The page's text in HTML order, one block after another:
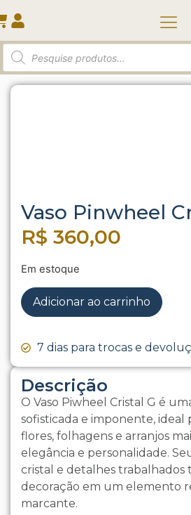
Início /
Descrição
O Vaso Piwheel Cristal G é
sofisticada e imponente, ideal
flores, folhagens e arranjos
elegância e personalidade.
cristal e detalhes trabalhados
decoração em um elemento
marcante.
Vaso Pinwheel
R$ 360,00
Em estoque
Adicionar ao carrinho
7 dias para trocas e